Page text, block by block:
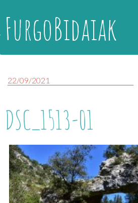
FurgoBidaiak
22/09/2021
DSC_1513-01